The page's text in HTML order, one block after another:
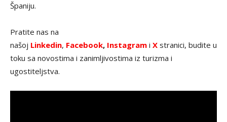
Španiju.
Pratite nas na
našoj Linkedin, Facebook, Instagram i X stranici, budite u
toku sa novostima i zanimljivostima iz turizma i
ugostiteljstva.